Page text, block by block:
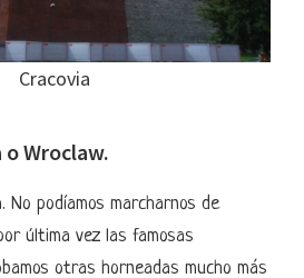
Cracovia
Wroclaw.
No podíamos marcharnos de
última vez las famosas
otras horneadas mucho más